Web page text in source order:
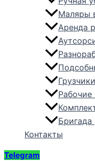
Маляры
Аренда
Бригада
Контакты
Telegram